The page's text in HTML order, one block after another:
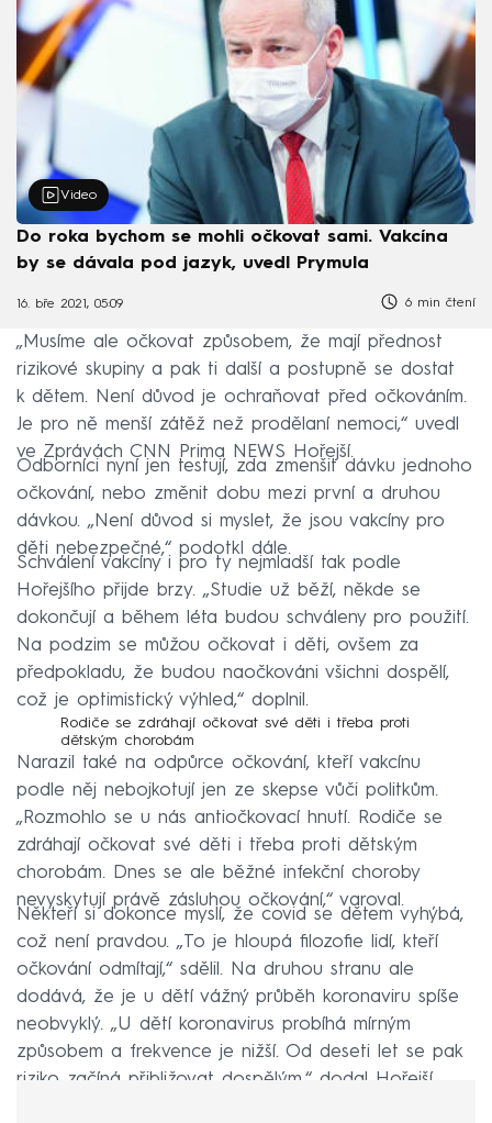
Video
Do roka bychom se mohli očkovat sami. Vakcína
by se dávala pod jazyk, uvedl Prymula
16. bře 2021, 05:09 6 min čtení
„Musíme ale očkovat způsobem, že mají přednost
rizikové skupiny a pak ti další a postupně se dostat
k dětem. Není důvod je ochraňovat před očkováním.
Je pro ně menší zátěž než prodělaní nemoci,“ uvedl
ve Zprávách CNN Prima NEWS Hořejší.
Odborníci nyní jen testují, zda zmenšit dávku jednoho
očkování, nebo změnit dobu mezi první a druhou
dávkou. „Není důvod si myslet, že jsou vakcíny pro
děti nebezpečné,“ podotkl dále.
Schválení vakcíny i pro ty nejmladší tak podle
Hořejšího přijde brzy. „Studie už běží, někde se
dokončují a během léta budou schváleny pro použití.
Na podzim se můžou očkovat i děti, ovšem za
předpokladu, že budou naočkováni všichni dospělí,
což je optimistický výhled,“ doplnil.
Rodiče se zdráhají očkovat své děti i třeba proti
dětským chorobám
Narazil také na odpůrce očkování, kteří vakcínu
podle něj nebojkotují jen ze skepse vůči politkům.
„Rozmohlo se u nás antiočkovací hnutí. Rodiče se
zdráhají očkovat své děti i třeba proti dětským
chorobám. Dnes se ale běžné infekční choroby
nevyskytují právě zásluhou očkování,“ varoval.
Někteří si dokonce myslí, že covid se dětem vyhýbá,
což není pravdou. „To je hloupá filozofie lidí, kteří
očkování odmítají,“ sdělil. Na druhou stranu ale
dodává, že je u dětí vážný průběh koronaviru spíše
neobvyklý. „U dětí koronavirus probíhá mírným
způsobem a frekvence je nižší. Od deseti let se pak
riziko začíná přibližovat dospělým,“ dodal Hořejší.